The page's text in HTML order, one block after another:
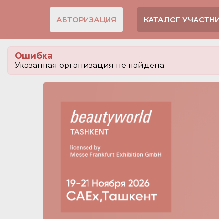
АВТОРИЗАЦИЯ КАТАЛОГ
Ошибка
Указанная организация не найдена